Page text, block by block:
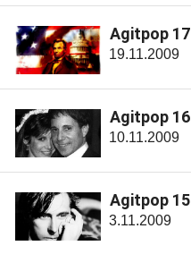
Agitpop 17
19.11.2009
Agitpop 16
10.11.2009
Agitpop 15
3.11.2009